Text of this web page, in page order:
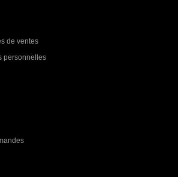
de ventes
personnelles